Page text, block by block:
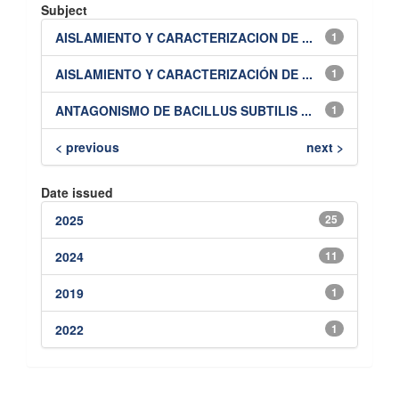
Subject
1
AISLAMIENTO Y CARACTERIZACION DE ...
1
AISLAMIENTO Y CARACTERIZACIÓN DE ...
1
ANTAGONISMO DE BACILLUS SUBTILIS ...
< previous next >
Date issued
25
2025
11
2024
1
2019
1
2022